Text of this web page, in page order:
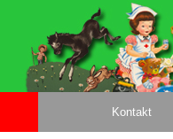
Kontakt